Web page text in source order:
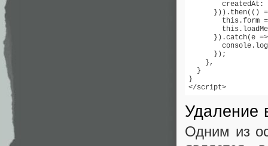
createdAt:
})).then(()
this.form
}).catch(e
      });
    },
  }
}
</script>
Удаление
Одним из